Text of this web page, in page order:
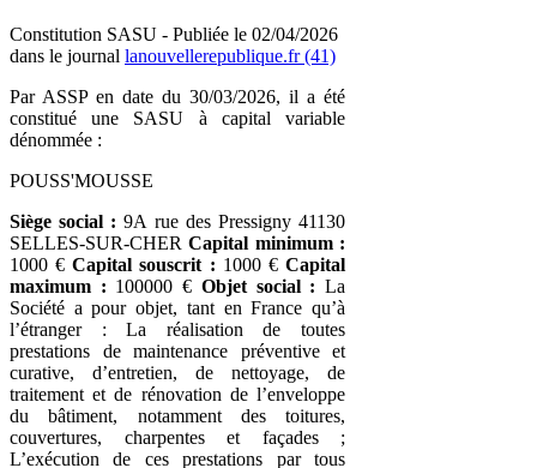
Constitution SASU - Publiée le 02/04/2026
dans le journal lanouvellerepublique.fr (41)
Par ASSP en date du 30/03/2026, il a été
constitué une SASU à capital variable
dénommée :
POUSS'MOUSSE
Siège social : 9A rue des Pressigny 41130
SELLES-SUR-CHERCapital minimum :
1000 €Capital souscrit : 1000 €Capital
maximum : 100000 € Objet social : La
Société a pour objet, tant en France qu’à
l’étranger : La réalisation de toutes
prestations de maintenance préventive et
curative, d’entretien, de nettoyage, de
traitement et de rénovation de l’enveloppe
du bâtiment, notamment des toitures,
couvertures, charpentes et façades ;
L’exécution de ces prestations par tous